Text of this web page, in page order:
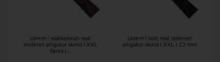
Urrem i mørkebrun mat
imiteret alligator skind i XXL
føres i...
Urrem i sort mat imiteret
alligator skind i XXL i 22 mm